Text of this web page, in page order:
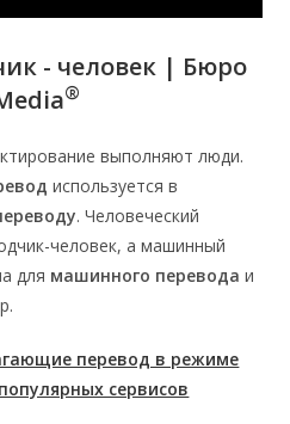
- человек | Бюро
®
выполняют люди.
используется в
. Человеческий
человек, а машинный
для машинного перевода и
перевод в режиме
сервисов